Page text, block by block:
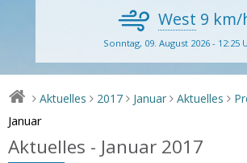
West 9 km/
Sonntag, 09. August 2026 - 12:25
> Aktuelles > 2017 > Januar > Aktuelles >
Januar
Aktuelles - Januar 2017